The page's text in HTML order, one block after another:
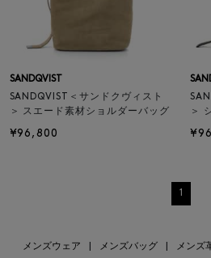
SANDQVIST
SANDQVIST＜サンドクヴィスト
＞ スエード素材ショルダーバッグ
¥96,800
＞
1
メンズウェア メンズバッグ メンズ